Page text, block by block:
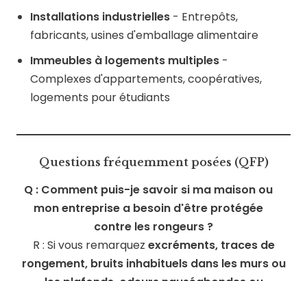
Installations industrielles - Entrepôts,
fabricants, usines d'emballage alimentaire
Immeubles à logements multiples -
Complexes d'appartements, coopératives,
logements pour étudiants
Questions fréquemment posées (QFP)
Q : Comment puis-je savoir si ma maison ou
mon entreprise a besoin d'être protégée
contre les rongeurs ?
R : Si vous remarquez excréments, traces de
rongement, bruits inhabituels dans les murs ou